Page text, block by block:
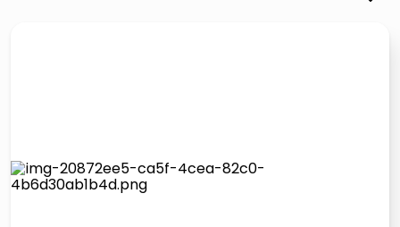
pattumiera raccolta differenziata